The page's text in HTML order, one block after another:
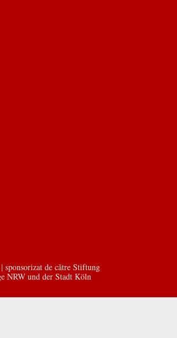
de către Stiftung
NRW und der Stadt Köln